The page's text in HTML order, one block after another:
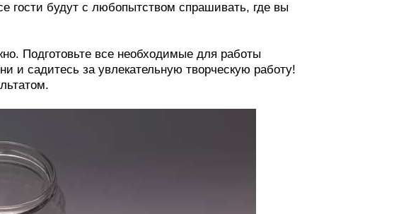
гости будут с любопытством спрашивать, где вы
Подготовьте все необходимые для работы
и садитесь за увлекательную творческую работу!